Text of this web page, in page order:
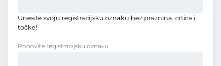
Unesite svoju registracijsku oznaku bez praznina, crtica i
točke!
Ponovite registracijsku oznaku